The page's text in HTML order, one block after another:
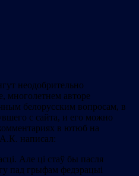
неодобрительно
многолетнем авторе
белорусским вопросам, в
с сайта, и его можно
в ютюб на
написал:
Але ці стаў бы пасля
пад грыфам федэрацыі